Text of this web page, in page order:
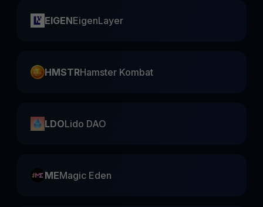
EIGENEigenLayer
HMSTRHamster Kombat
LDOLido DAO
MEMagic Eden